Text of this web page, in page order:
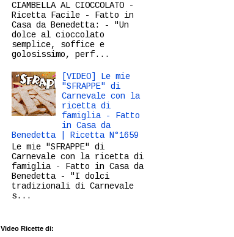
CIAMBELLA AL CIOCCOLATO -
Ricetta Facile - Fatto in
Casa da Benedetta: - "Un
dolce al cioccolato
semplice, soffice e
golosissimo, perf...
[VIDEO] Le mie
"SFRAPPE" di
Carnevale con la
ricetta di
famiglia - Fatto
in Casa da
Benedetta | Ricetta N°1659
Le mie "SFRAPPE" di
Carnevale con la ricetta di
famiglia - Fatto in Casa da
Benedetta - "I dolci
tradizionali di Carnevale
s...
Video Ricette di: